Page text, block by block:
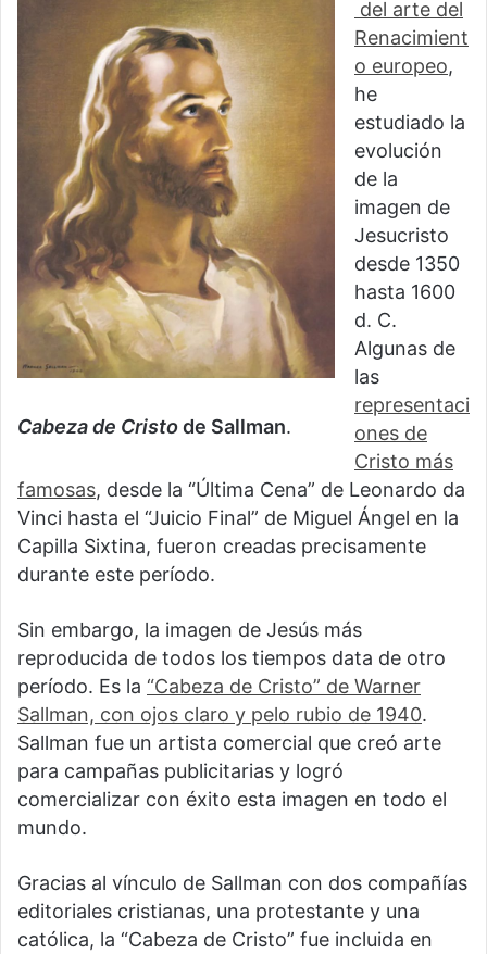
Cabeza de Cristode Sallman.
del arte del
Renacimient
o europeo,
he
estudiado la
evolución
de la
imagen de
Jesucristo
desde 1350
hasta 1600
d. C.
Algunas de
las
representaci
ones de
Cristo más
famosas, desde la “Última Cena” de Leonardo da
Vinci hasta el “Juicio Final” de Miguel Ángel en la
Capilla Sixtina, fueron creadas precisamente
durante este período.
Sin embargo, la imagen de Jesús más
reproducida de todos los tiempos data de otro
período. Es la “Cabeza de Cristo” de Warner
Sallman, con ojos claro y pelo rubio de 1940.
Sallman fue un artista comercial que creó arte
para campañas publicitarias y logró
comercializar con éxito esta imagen en todo el
mundo.
Gracias al vínculo de Sallman con dos compañías
editoriales cristianas, una protestante y una
católica, la “Cabeza de Cristo” fue incluida en